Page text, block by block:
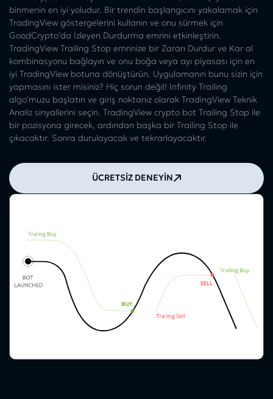
binmenin en iyi yoludur. Bir trendin başlangıcını yakalamak için
TradingView göstergelerini kullanın ve onu sürmek için
GoodCrypto'da İzleyen Durdurma emrini etkinleştirin.
TradingView Trailing Stop emrinize bir Zararı Durdur ve Kar al
kombinasyonu bağlayın ve onu boğa veya ayı piyasası için en
iyi TradingView botuna dönüştürün. Uygulamanın bunu sizin için
yapmasını ister misiniz? Hiç sorun değil! Infinity Trailing
algo'muzu başlatın ve giriş noktanız olarak TradingView Teknik
Analiz sinyallerini seçin. TradingView crypto bot Trailing Stop ile
bir pozisyona girecek, ardından başka bir Trailing Stop ile
çıkacaktır. Sonra durulayacak ve tekrarlayacaktır.
ÜCRETSİZ DENEYİN